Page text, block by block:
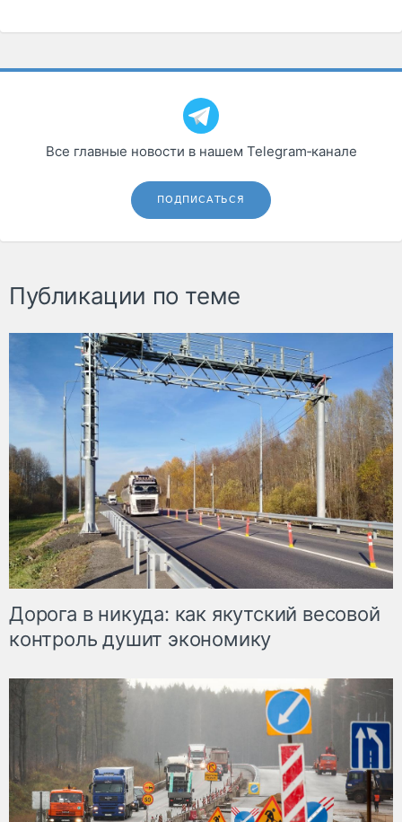
Все главные новости в нашем Telegram‑канале
ПОДПИСАТЬСЯ
Публикации по теме
Дорога в никуда: как якутский весовой
контроль душит экономику